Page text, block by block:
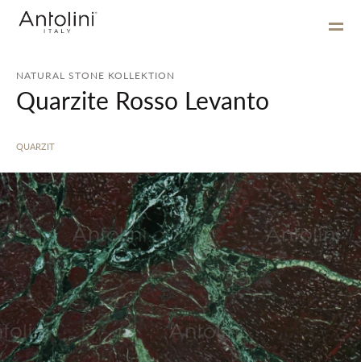
NATURAL STONE KOLLEKTION
Quarzite Rosso Levanto
QUARZIT